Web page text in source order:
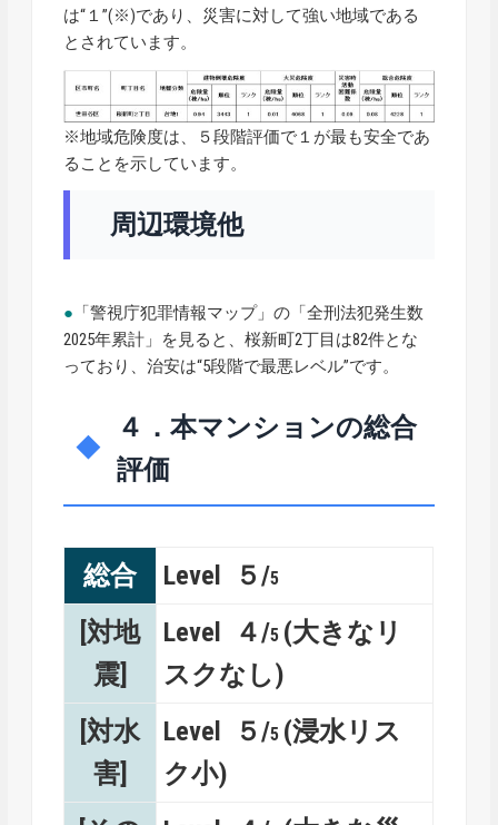
は“１”(※)であり、災害に対して強い地域である
とされています。
※地域危険度は、５段階評価で１が最も安全であ
ることを示しています。
周辺環境他
● 「警視庁犯罪情報マップ」の「全刑法犯発生数
2025年累計」を見ると、桜新町2丁目は82件とな
っており、治安は“5段階で最悪レベル”です。
４．本マンションの総合
評価
総合 Level ５/5
[対地
震]
Level ４/5 (大きなリ
スクなし)
[対水
害]
Level ５/5 (浸水リス
ク小)